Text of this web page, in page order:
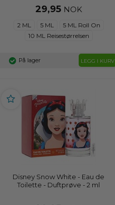
29,95 NOK
2 ML 5 ML
5 ML Roll On
10 ML Reisestørrelsen
På lager LEGG I KURV
Disney Snow White - Eau de
Toilette - Duftprøve - 2 ml